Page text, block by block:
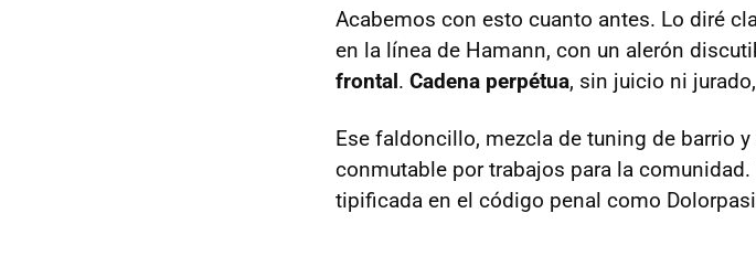
Acabemos con esto cuanto antes. Lo diré
en la línea de Hamann, con un alerón
frontal. Cadena perpétua, sin juicio ni
Ese faldoncillo, mezcla de tuning de barrio
conmutable por trabajos para la comunidad.
tipificada en el código penal como